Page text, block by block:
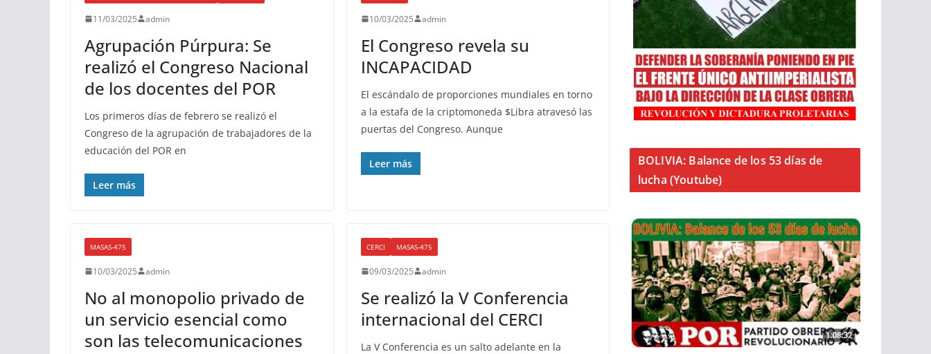
11/03/2025 admin
Agrupación Púrpura: Se
realizó el Congreso Nacional
de los docentes del POR
Los primeros días de febrero se realizó el
Congreso de la agrupación de trabajadores de la
educación del POR en
Leer más
10/03/2025 admin
El Congreso revela su
INCAPACIDAD
El escándalo de proporciones mundiales en torno
a la estafa de la criptomoneda $Libra atravesó las
puertas del Congreso. Aunque
Leer más
MASAS-475
10/03/2025 admin
No al monopolio privado de
un servicio esencial como
son las telecomunicaciones
CERCI MASAS-475
09/03/2025 admin
Se realizó la V Conferencia
internacional del CERCI
La V Conferencia es un salto adelante en la
BOLIVIA: Balance de los 53 días de
lucha (Youtube)